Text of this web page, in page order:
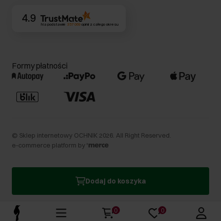
Dodaj do koszyka
4.9
Na podstawie 357 069opinii z całego okresu
Formy płatności
© Sklep internetowy OCHNIK 2026 . All Right Reserved.
e-commerce platform by
0 0